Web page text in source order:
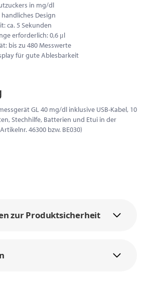
in mg/dl
Design
ca. 5 Sekunden
erforderlich: 0,6 μl
bis zu 480 Messwerte
für gute Ablesbarkeit
GL 40 mg/dl inklusive USB-Kabel, 10
Stechhilfe, Batterien und Etui in der
46300 bzw. BE030)
zur Produktsicherheit